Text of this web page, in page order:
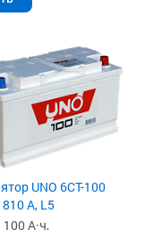
UNO 6CT-100
А, L5
А·ч,